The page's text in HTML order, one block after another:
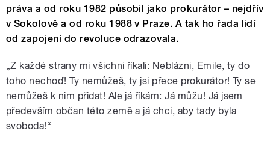
práva a od roku 1982 působil jako prokurátor – nejdřív
v Sokolově a od roku 1988 v Praze. A tak ho řada lidí
od zapojení do revoluce odrazovala.
„Z každé strany mi všichni říkali: Neblázni, Emile, ty do
toho nechoď! Ty nemůžeš, ty jsi přece prokurátor! Ty se
nemůžeš k nim přidat! Ale já říkám: Já můžu! Já jsem
především občan této země a já chci, aby tady byla
svoboda!“